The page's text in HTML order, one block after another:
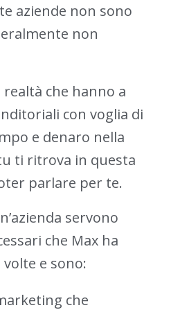
aziende non sono
non
che hanno a
con voglia di
e denaro nella
ti ritrova in questa
parlare per te.
servono
che Max ha
e sono:
che